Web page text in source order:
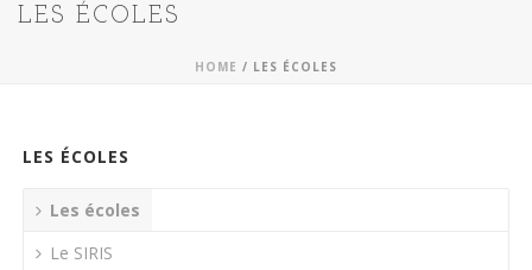
LES ÉCOLES
HOME / LES ÉCOLES
LES ÉCOLES
Les écoles
Le SIRIS